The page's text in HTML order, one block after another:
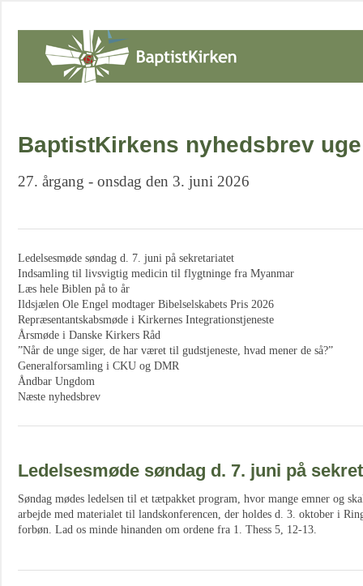
BaptistKirkens nyhedsbrev
27. årgang - onsdag den 3. juni 2026
Ledelsesmøde søndag d. 7. juni på sekretariatet
Indsamling til livsvigtig medicin til flygtninge fra Myanmar
Læs hele Biblen på to år
Ildsjælen Ole Engel modtager Bibelselskabets Pris 2026
Repræsentantskabsmøde i Kirkernes Integrationstjeneste
Årsmøde i Danske Kirkers Råd
”Når de unge siger, de har været til gudstjeneste, hvad mener de så?”
Generalforsamling i CKU og DMR
Åndbar Ungdom
Næste nyhedsbrev
Ledelsesmøde søndag d. 7. juni på
Søndag mødes ledelsen til et tætpakket program, hvor mange emner og
arbejde med materialet til landskonferencen, der holdes d. 3. oktober i
forbøn. Lad os minde hinanden om ordene fra 1. Thess 5, 12-13.